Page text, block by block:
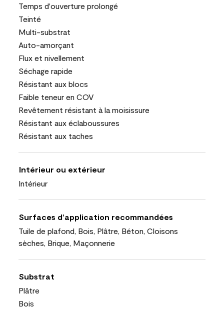
Temps d'ouverture prolongé
Teinté
Multi-substrat
Auto-amorçant
Flux et nivellement
Séchage rapide
Résistant aux blocs
Faible teneur en COV
Revêtement résistant à la moisissure
Résistant aux éclaboussures
Résistant aux taches
Intérieur ou extérieur
Intérieur
Surfaces d’application recommandées
Tuile de plafond, Bois, Plâtre, Béton, Cloisons
sèches, Brique, Maçonnerie
Substrat
Plâtre
Bois